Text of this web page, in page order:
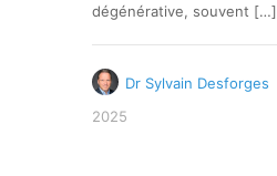
dégénérative, souvent […]
Dr Sylvain Desforges
2025